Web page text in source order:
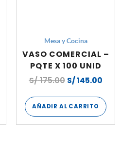
Mesa y Cocina
VASO COMERCIAL –
PQTE X 100 UNID
S/175.00 S/145.00
AÑADIR AL CARRITO